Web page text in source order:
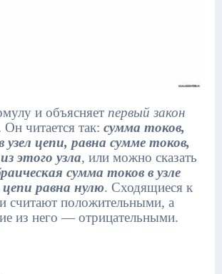
и объясняет первый закон
Он читается так: сумма токов,
узел цепи, равна сумме токов,
этого узла, или можно сказать
сумма токов в узле
равна нулю. Сходящиеся к
считают положительными, а
из него — отрицательными.